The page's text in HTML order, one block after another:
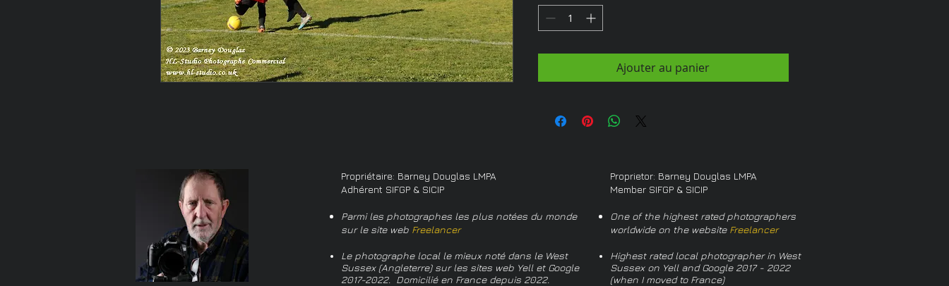
Ajouter au panier
Propriétaire: Barney Douglas LMPA
Adhérent SIFGP & SICIP
Parmi les photographes les plus notées du monde
sur le site web Freelancer
Le photographe local le mieux noté dans le West
Sussex (Angleterre) sur les sites web Yell et Google
2017-2022. Domicilié en France depuis 2022.
Proprietor: Barney Douglas LMPA
Member SIFGP & SICIP
One of the highest rated photographers
worldwide on the website Freelancer
Highest rated local photographer in West
Sussex on Yell and Google 2017 - 2022
(when I moved to France)